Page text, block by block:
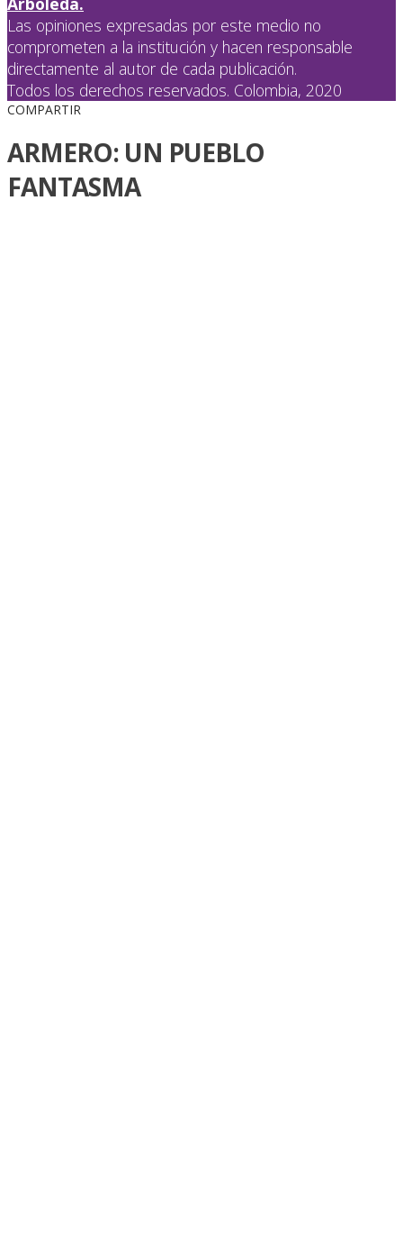
Las opiniones expresadas por este medio no
comprometen a la institución y hacen responsable
directamente al autor de cada publicación.
Todos los derechos reservados. Colombia, 2020
COMPARTIR
ARMERO: UN PUEBLO
FANTASMA